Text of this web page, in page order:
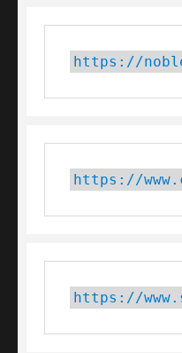
https://
https://
https://